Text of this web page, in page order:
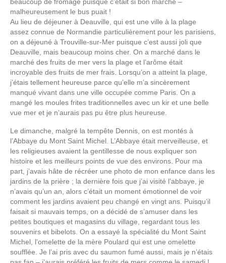
malheureusement le bus puait !
Au lieu de déjeuner à Deauville, qui est une ville à la plage
assez connue de Normandie particulièrement pour les parisiens,
on a déjeuné à Trouville-sur-Mer puisque c’est aussi joli que
Deauville, mais beaucoup moins cher. On a marché dans le
marché des fruits de mer vers la plage et l’arôme était
incroyable des fruits de mer frais. Lorsqu’on a atteint la plage,
j’étais tellement heureuse parce qu’elle m’a sincèrement
manqué vivant dans une ville occupée comme Paris. On a
mangé les moules frites traditionnelles avec un kir et une belle
vue mer et je n’aurais pas pu être plus heureuse.
Le dimanche, malgré la tempête Dennis, on est montés à
l’Abbaye du Mont Saint Michel. L’Abbaye était merveilleuse, et
les religieuses avaient la gentillesse de nous expliquer son
histoire et les meilleurs points de vue des environs. Pour ma
part, j’avais hâte de récréer une photo de mon enfance dans les
jardins de la prière ; la dernière fois que j’ai visité l’abbaye, je
n’avais qu’un an, alors c’était un moment émotionnel de voir
comment les jardins avaient peu changé en vingt ans. Puisqu’il
faisait si mauvais temps, on a décidé de s’amuser dans les
petites boutiques et magasins du village, regardant tous les
souvenirs et bibelots. On a essayé la spécialité du Mont Saint
Michel, l’omelette de la mère Poulard qui est une omelette
soufflée. Je l’ai pris avec du saumon fumé aussi, mais je n’étais